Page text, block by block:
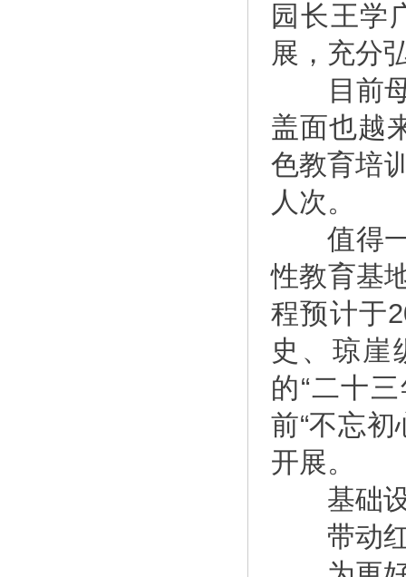
园长王学
展，充分
目前母
盖面也越
色教育培
人次。
值得一
性教育基
程预计于
史、琼崖
的“二十
前“不忘
开展。
基础设
带动红